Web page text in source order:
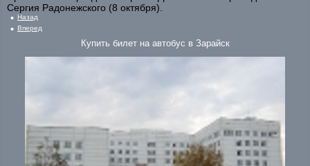
Сергия Радонежского (8 октября).
Назад
Вперед
Купить билет на автобус в Зарайск